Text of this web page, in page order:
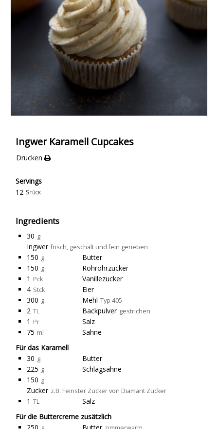
Ingwer Karamell Cupcakes
Drucken
Servings
12 Stück
Ingredients
30 g
Ingwer frisch, geschält und fein gerieben
150 g
Butter
150 g
Rohrohrzucker
1 Pck
Vanillezucker
4 Stck
Eier
300 g Mehl Typ 405
2 TL Backpulver gestrichen
1 Pr
Salz
75 ml
Sahne
Für das Karamell
30 g
Butter
225 g
Schlagsahne
150 g
Zucker z.B. Feinster Zucker von Diamant Zucker
1 TL
Salz
Für die Buttercreme zusätzlich